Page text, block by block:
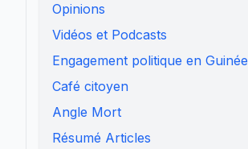
Opinions
Vidéos et Podcasts
Engagement politique en Guinée
Café citoyen
Angle Mort
Résumé Articles